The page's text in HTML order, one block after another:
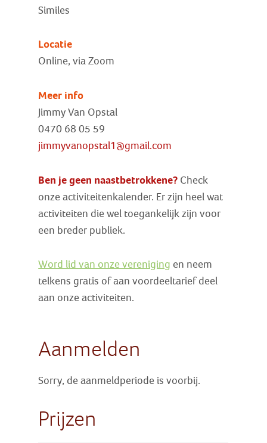
Similes
Locatie
Online, via Zoom
Meer info
Jimmy Van Opstal
0470 68 05 59
jimmyvanopstal1@gmail.com
Ben je geen naastbetrokkene? Check
onze activiteitenkalender. Er zijn heel wat
activiteiten die wel toegankelijk zijn voor
een breder publiek.
Word lid van onze vereniging en neem
telkens gratis of aan voordeeltarief deel
aan onze activiteiten.
Aanmelden
Sorry, de aanmeldperiode is voorbij.
Prijzen